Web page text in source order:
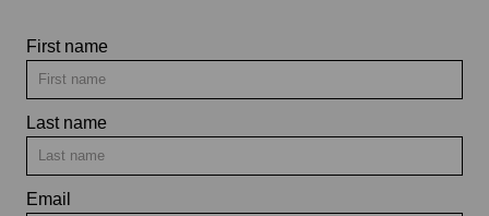
First name
Last name
Email